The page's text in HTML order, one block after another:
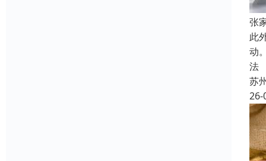
张
此
动
法
苏
26-